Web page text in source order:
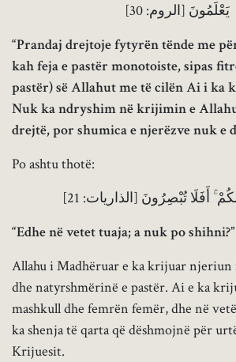
يَعْلَمُونَ [الروم: 30]
“Prandaj drejtoje fytyrën tënde me
kah feja e pastër monotoiste, sipas
pastër) së Allahut me të cilën Ai i ka
Nuk ka ndryshim në krijimin e
drejtë, por shumica e njerëzve nuk e
Po ashtu thotë:
أَفَلَا تُبْصِرُونَ [الذاريات: 21]
“Edhe në vetet tuaja; a nuk po shihni?”
Allahu i Madhëruar e ka krijuar
dhe natyrshmërinë e pastër. Ai e ka
mashkull dhe femrën femër, dhe në
ka shenja të qarta që dëshmojnë për
Krijuesit.